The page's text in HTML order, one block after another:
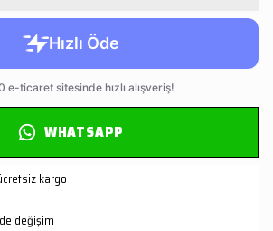
WHATSAPP
kargo
değişim